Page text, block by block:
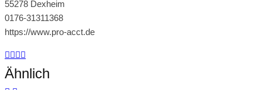
55278 Dexheim
0176-31311368
https://www.pro-acct.de
Ähnlich